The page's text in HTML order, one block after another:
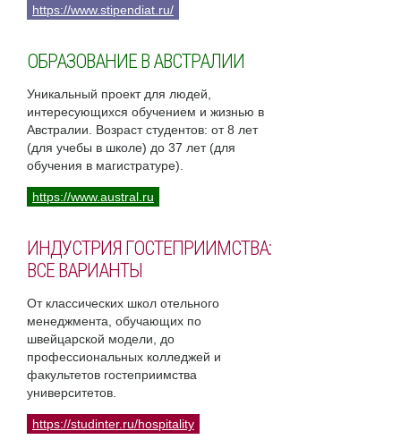
https://www.stipendiat.ru/
ОБРАЗОВАНИЕ В АВСТРАЛИИ
Уникальный проект для людей,
интересующихся обучением и жизнью в
Австралии. Возраст студентов: от 8 лет
(для учебы в школе) до 37 лет (для
обучения в магистратуре).
https://www.austral.ru
ИНДУСТРИЯ ГОСТЕПРИИМСТВА:
ВСЕ ВАРИАНТЫ
От классических школ отельного
менеджмента, обучающих по
швейцарской модели, до
профессиональных колледжей и
факультетов гостеприимства
университетов.
https://studinter.ru/hospitality